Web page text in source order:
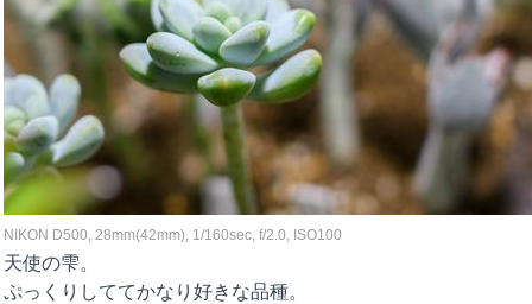
NIKON D500, 28mm(42mm), 1/160sec, f/2.0, ISO100
天使の雫。
ぷっくりしててかなり好きな品種。